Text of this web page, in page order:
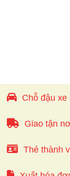
Chỗ đậu xe
Giao tận
Thẻ thành